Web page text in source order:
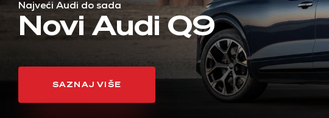
Najveći Audi do sada
Novi Audi Q9
SAZNAJ VIŠE